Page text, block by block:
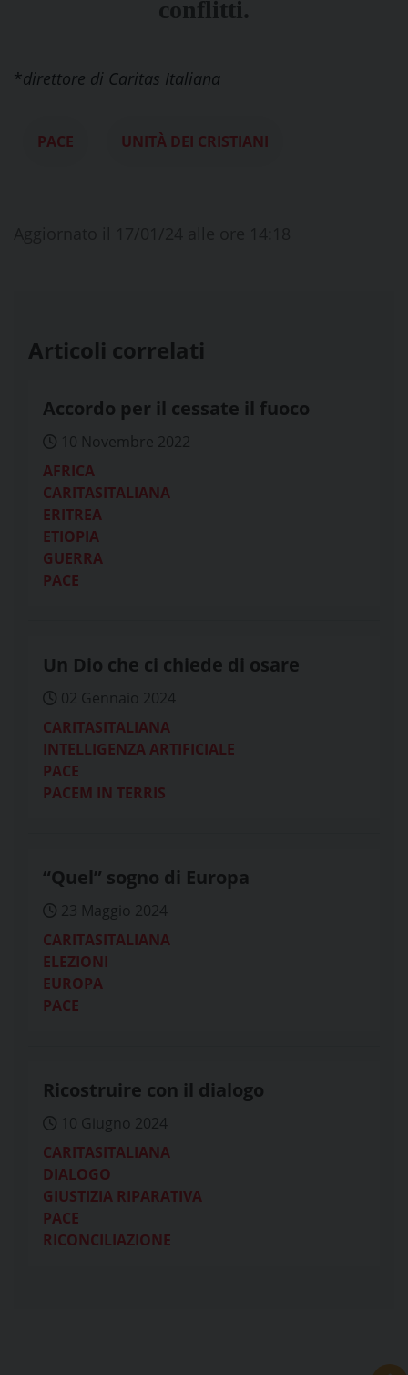
conflitti.
*direttore di Caritas Italiana
PACE UNITÀ DEI CRISTIANI
Articoli correlati
Accordo per il cessate il fuoco
10 Novembre 2022
AFRICA
CARITASITALIANA
ERITREA
ETIOPIA
GUERRA
PACE
Un Dio che ci chiede di osare
02 Gennaio 2024
CARITASITALIANA
INTELLIGENZA ARTIFICIALE
PACE
PACEM IN TERRIS
“Quel” sogno di Europa
23 Maggio 2024
CARITASITALIANA
ELEZIONI
EUROPA
PACE
Ricostruire con il dialogo
10 Giugno 2024
CARITASITALIANA
DIALOGO
GIUSTIZIA RIPARATIVA
PACE
RICONCILIAZIONE